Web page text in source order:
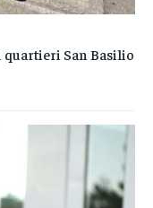
quartieri San Basilio